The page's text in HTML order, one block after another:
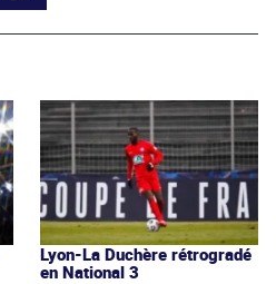
Lyon-La Duchère rétrogradé
en National 3